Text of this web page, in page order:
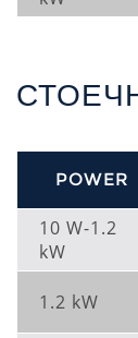
POWER
10 W-1.2
kW
1.2 kW